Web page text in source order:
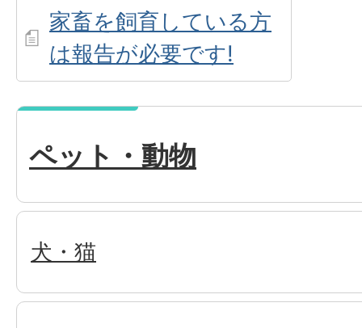
家畜を飼育している方
は報告が必要です!
ペット・動物
犬・猫